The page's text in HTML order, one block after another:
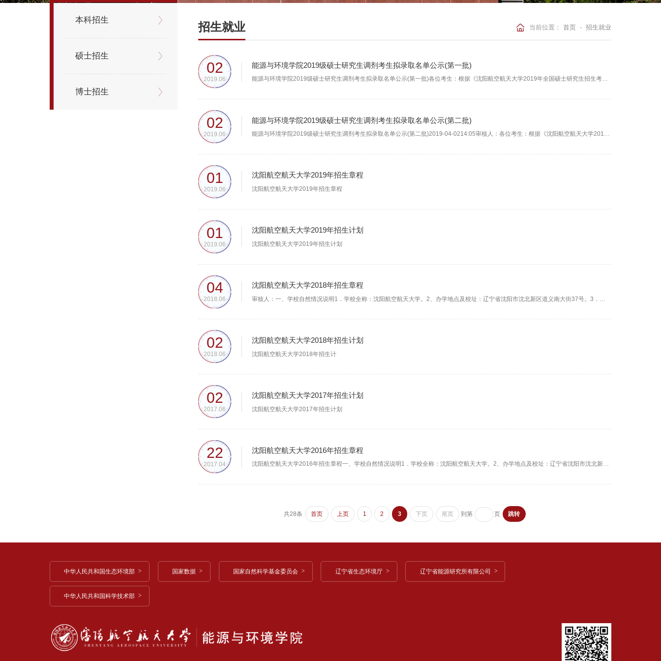
本科招生
硕士招生
博士招生
招生就业 当前位置： 首页 -招生就业
02
2019.06
能源与环境学院2019级硕士研究生调剂考生拟录取名单公示(第一批)
02
2019.06
能源与环境学院2019级硕士研究生调剂考生拟录取名单公示(第二批)
01
2019.06
沈阳航空航天大学2019年招生章程
沈阳航空航天大学2019年招生章程
01
2019.06
沈阳航空航天大学2019年招生计划
沈阳航空航天大学2019年招生计划
04
2018.06
沈阳航空航天大学2018年招生章程
02
2018.06
沈阳航空航天大学2018年招生计划
‍沈阳航空航天大学2018年招生计
02
2017.06
沈阳航空航天大学2017年招生计划
​沈阳航空航天大学2017年招生计划
22
2017.04
沈阳航空航天大学2016年招生章程
共28条 首页 上页 1 2 3 下页 尾页 到第 页 跳转
中华人民共和国生态环境部 国家数据 国家自然科学基金委员会 辽宁省生态环境厅 辽宁省能源研究所有限公司
中华人民共和国科学技术部